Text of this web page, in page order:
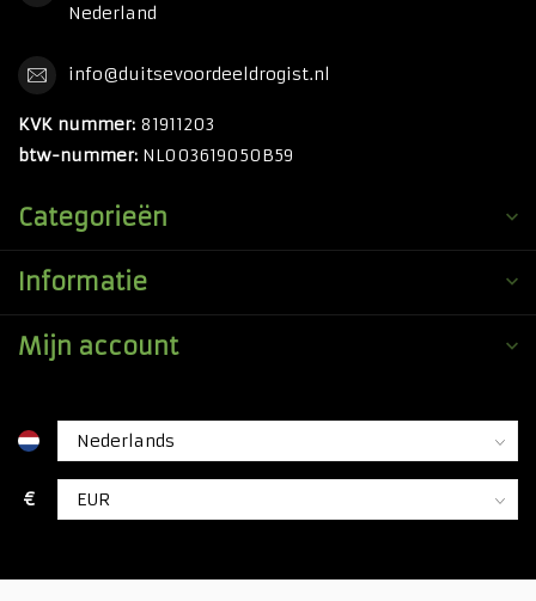
Nederland
info@duitsevoordeeldrogist.nl
KVK nummer: 81911203
btw-nummer: NL003619050B59
Categorieën
Informatie
Mijn account
€